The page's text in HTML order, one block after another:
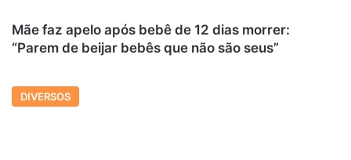
Mãe faz apelo após bebê de 12 dias morrer:
“Parem de beijar bebês que não são seus”
DIVERSOS